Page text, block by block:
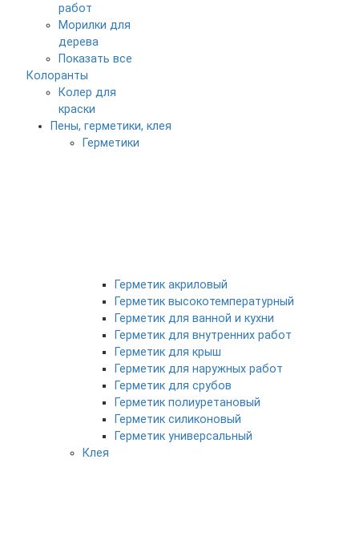
работ
Морилки для
дерева
Показать все
Колоранты
Колер для
краски
Пены, герметики, клея
Герметики
Герметик акриловый
Герметик высокотемпературный
Герметик для ванной и кухни
Герметик для внутренних работ
Герметик для крыш
Герметик для наружных работ
Герметик для срубов
Герметик полиуретановый
Герметик силиконовый
Герметик универсальный
Клея